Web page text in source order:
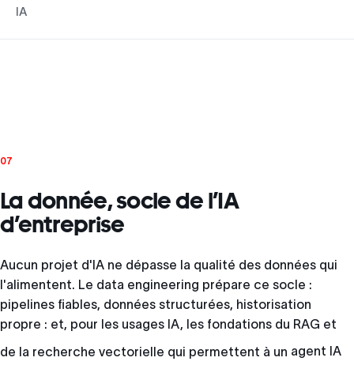
IA
07
La donnée, socle de l’IA
d’entreprise
Aucun projet d'IA ne dépasse la qualité des données qui
l'alimentent. Le data engineering prépare ce socle :
pipelines fiables, données structurées, historisation
propre : et, pour les usages IA, les fondations du RAG et
de la recherche vectorielle qui permettent à un agent IA